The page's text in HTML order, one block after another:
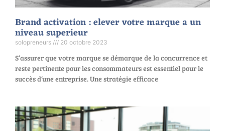
Brand activation : elever votre marque a un
niveau superieur
solopreneurs 20 octobre 2023
S’assurer que votre marque se démarque de la concurrence et
reste pertinente pour les consommateurs est essentiel pour le
succès d’une entreprise. Une stratégie efficace